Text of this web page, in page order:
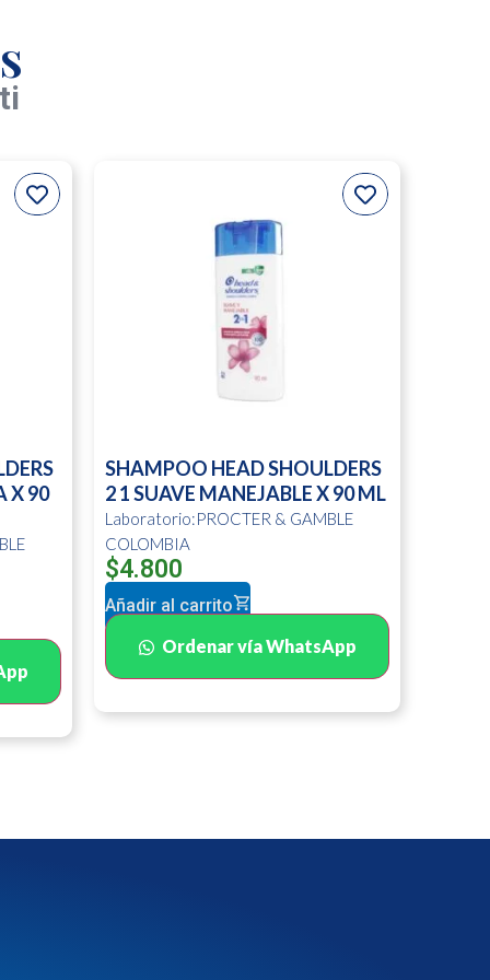
X 90
SHAMPOO HEAD SHOULDERS
2 1 SUAVE MANEJABLE X 90 ML
Laboratorio:PROCTER & GAMBLE
COLOMBIA
$4.800
Añadir al carrito
Ordenar vía WhatsApp